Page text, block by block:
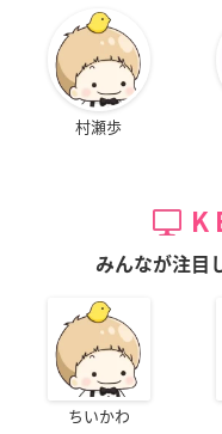
村瀬歩
みんなが注目
ちいかわ